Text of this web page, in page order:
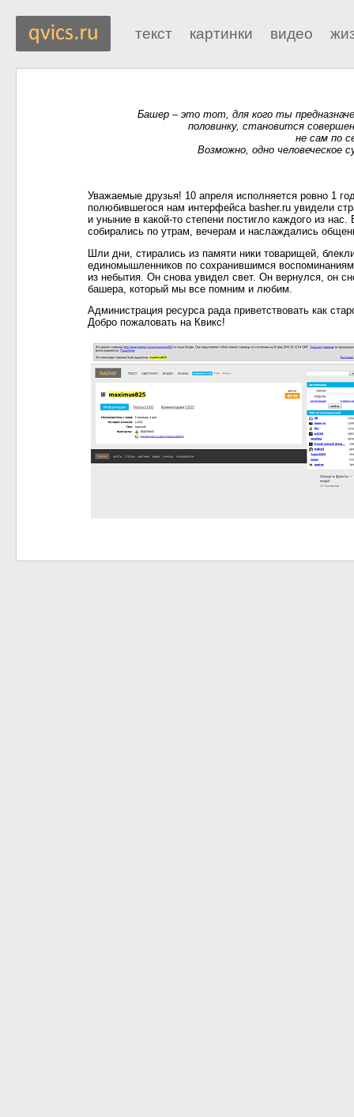
текст картинки видео
Башер – это тот, для кого ты
половинку, становится
не сам по
Возможно, одно человеческое
Уважаемые друзья! 10 апреля исполняется ровно 1
полюбившегося нам интерфейса basher.ru увидели
и уныние в какой-то степени постигло каждого из
собирались по утрам, вечерам и наслаждались
Шли дни, стирались из памяти ники товарищей,
единомышленников по сохранившимся
из небытия. Он снова увидел свет. Он вернулся, он
башера, который мы все помним и любим.
Администрация ресурса рада приветствовать как
Добро пожаловать на Квикс!